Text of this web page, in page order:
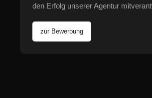
den Erfolg unserer Agentur
zur Bewerbung